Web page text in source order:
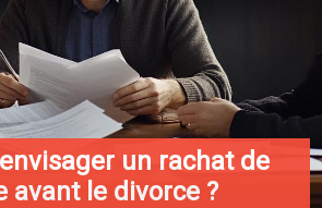
un rachat de
avant le divorce ?